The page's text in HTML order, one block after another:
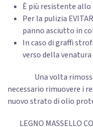
È più resistente allo
Per la pulizia
panno asciutto in
In caso di graffi
verso della
Una volta rimosso
necessario rimuovere i
nuovo strato di olio
LEGNO MASSELLO